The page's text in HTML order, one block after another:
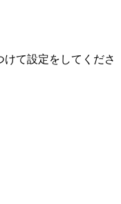
て設定をしてくださ